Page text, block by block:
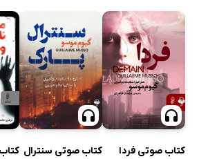
کتاب صوتی فردا
کتاب صوتی سنترال